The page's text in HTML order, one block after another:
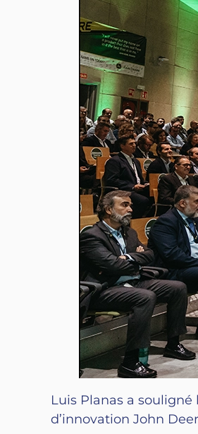
Luis Planas a
d’innovation John